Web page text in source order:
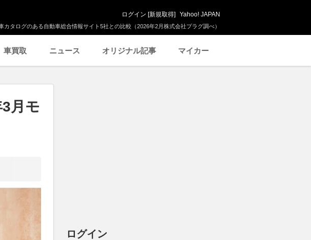
カタログのある自動車総合情報サイト5社との比較（2026年2月株式会社プラグ調べ）
ログイン [新規取得] Yahoo! JAPAN
車買取 ニュース オリジナル記事 マイカー
月モ
ログイン